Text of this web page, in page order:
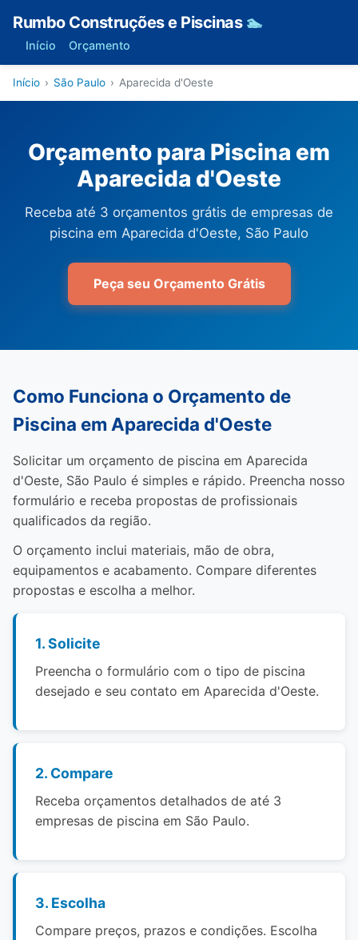
Rumbo Construções e Piscinas 🏊
Início Orçamento
Início › São Paulo › Aparecida d'Oeste
Orçamento para Piscina em
Aparecida d'Oeste
Receba até 3 orçamentos grátis de empresas de
piscina em Aparecida d'Oeste, São Paulo
Peça seu Orçamento Grátis
Como Funciona o Orçamento de
Piscina em Aparecida d'Oeste
Solicitar um orçamento de piscina em Aparecida
d'Oeste, São Paulo é simples e rápido. Preencha nosso
formulário e receba propostas de profissionais
qualificados da região.
O orçamento inclui materiais, mão de obra,
equipamentos e acabamento. Compare diferentes
propostas e escolha a melhor.
1. Solicite
Preencha o formulário com o tipo de piscina
desejado e seu contato em Aparecida d'Oeste.
2. Compare
Receba orçamentos detalhados de até 3
empresas de piscina em São Paulo.
3. Escolha
Compare preços, prazos e condições. Escolha